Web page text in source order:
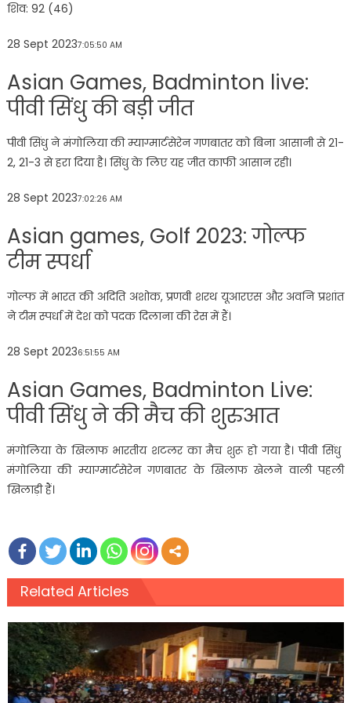
शिव: 92 (46)
28 Sept 20237:05:50 AM
Asian Games, Badminton live:
पीवी सिंधु की बड़ी जीत
पीवी सिंधु ने मंगोलिया की म्याग्मार्टसेरेन गणबातर को बिना आसानी से 21-
2, 21-3 से हरा दिया है। सिंधु के लिए यह जीत काफी आसान रही।
28 Sept 20237:02:26 AM
Asian games, Golf 2023: गोल्फ
टीम स्पर्धा
गोल्फ में भारत की अदिति अशोक, प्रणवी शरथ यूआरएस और अवनि प्रशांत
ने टीम स्पर्धा में देश को पदक दिलाना की रेस में हैं।
28 Sept 20236:51:55 AM
Asian Games, Badminton Live:
पीवी सिंधु ने की मैच की शुरुआत
मंगोलिया के खिलाफ भारतीय शटलर का मैच शुरू हो गया है। पीवी सिंधु
मंगोलिया की म्याग्मार्टसेरेन गणबातर के खिलाफ खेलने वाली पहली
खिलाड़ी हैं।
Related Articles